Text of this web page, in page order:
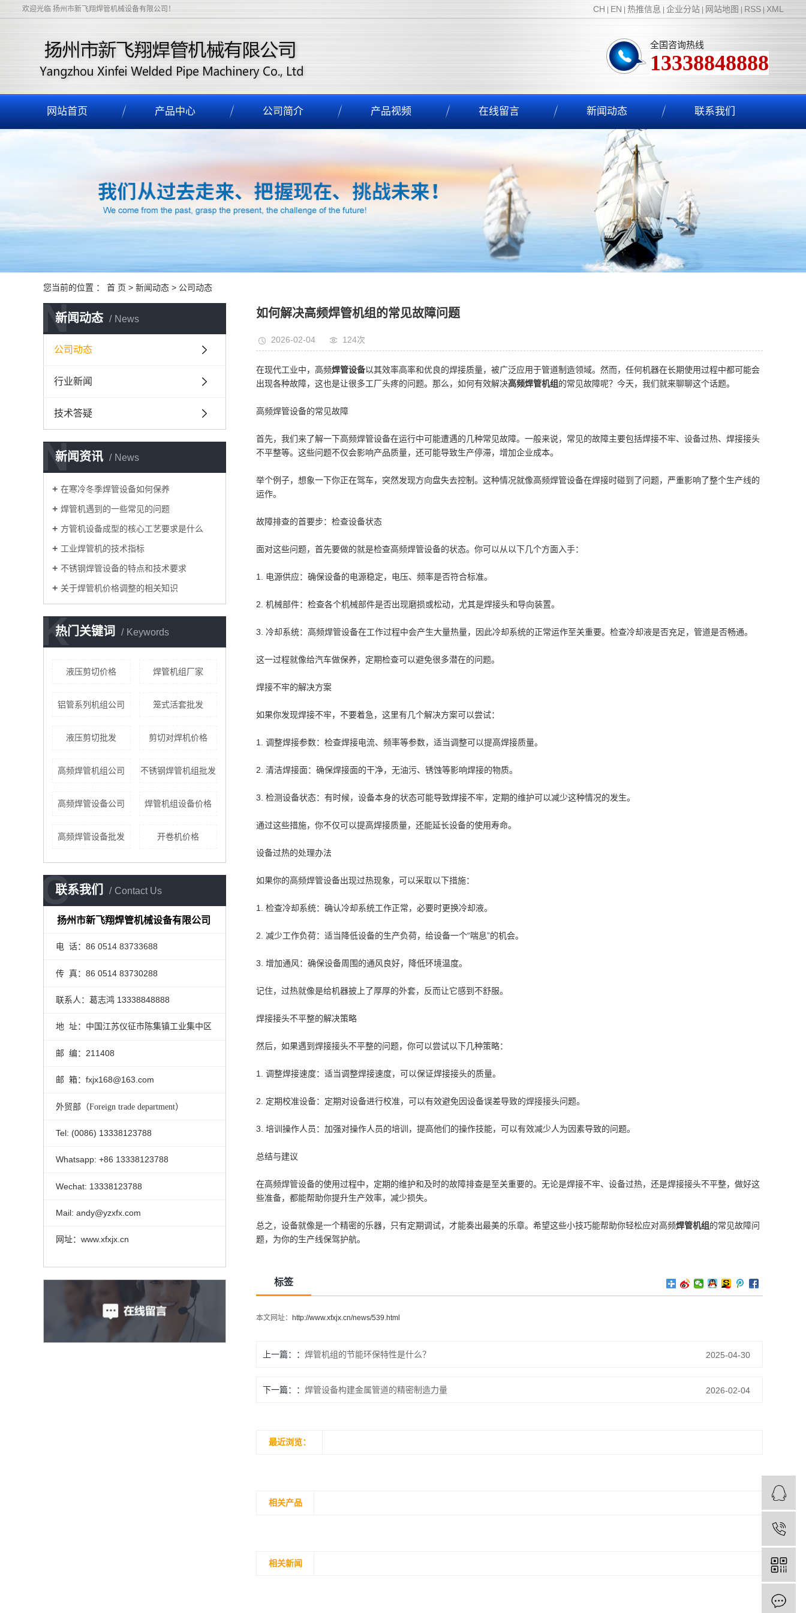
欢迎光临 扬州市新飞翔焊管机械设备有限公司！ CH EN 热推信息 企业分站 网站地图 RSS XML
全国咨询热线
13338848888
网站首页 产品中心 公司简介 产品视频 在线留言 新闻动态 联系我们
您当前的位置 ： 首 页 > 新闻动态 > 公司动态
新闻动态 News
N
公司动态
行业新闻
技术答疑
新闻资讯 News
N
在寒冷冬季焊管设备如何保养
焊管机遇到的一些常见的问题
方管机设备成型的核心工艺要求是什么
工业焊管机的技术指标
不锈钢焊管设备的特点和技术要求
关于焊管机价格调整的相关知识
热门关键词 Keywords
K
液压剪切价格 焊管机组厂家
铝管系列机组公司 笼式活套批发
液压剪切批发 剪切对焊机价格
高频焊管机组公司 不锈钢焊管机组批发
高频焊管设备公司 焊管机组设备价格
高频焊管设备批发 开卷机价格
联系我们 Contact Us
C
扬州市新飞翔焊管机械设备有限公司
电 话：86 0514 83733688
传 真：86 0514 83730288
联系人：葛志鸿 13338848888
地 址：中国江苏仪征市陈集镇工业集中区
邮 编：211408
邮 箱：fxjx168@163.com
外贸部（Foreign trade department）
Tel: (0086) 13338123788
Whatsapp: +86 13338123788
Wechat: 13338123788
Mail: andy@yzxfx.com
网址：www.xfxjx.cn
如何解决高频焊管机组的常见故障问题
2026-02-04 124次
在现代工业中，高频焊管设备以其效率高率和优良的焊接质量，被广泛应用于管道制造领域。然而，任何机器在长期使用过程中都可能会
出现各种故障，这也是让很多工厂头疼的问题。那么，如何有效解决高频焊管机组的常见故障呢？今天，我们就来聊聊这个话题。
高频焊管设备的常见故障
首先，我们来了解一下高频焊管设备在运行中可能遭遇的几种常见故障。一般来说，常见的故障主要包括焊接不牢、设备过热、焊接接头
不平整等。这些问题不仅会影响产品质量，还可能导致生产停滞，增加企业成本。
举个例子，想象一下你正在驾车，突然发现方向盘失去控制。这种情况就像高频焊管设备在焊接时碰到了问题，严重影响了整个生产线的
运作。
故障排查的首要步：检查设备状态
面对这些问题，首先要做的就是检查高频焊管设备的状态。你可以从以下几个方面入手：
1. 电源供应：确保设备的电源稳定，电压、频率是否符合标准。
2. 机械部件：检查各个机械部件是否出现磨损或松动，尤其是焊接头和导向装置。
3. 冷却系统：高频焊管设备在工作过程中会产生大量热量，因此冷却系统的正常运作至关重要。检查冷却液是否充足，管道是否畅通。
这一过程就像给汽车做保养，定期检查可以避免很多潜在的问题。
焊接不牢的解决方案
如果你发现焊接不牢，不要着急，这里有几个解决方案可以尝试：
1. 调整焊接参数：检查焊接电流、频率等参数，适当调整可以提高焊接质量。
2. 清洁焊接面：确保焊接面的干净，无油污、锈蚀等影响焊接的物质。
3. 检测设备状态：有时候，设备本身的状态可能导致焊接不牢，定期的维护可以减少这种情况的发生。
通过这些措施，你不仅可以提高焊接质量，还能延长设备的使用寿命。
设备过热的处理办法
如果你的高频焊管设备出现过热现象，可以采取以下措施：
1. 检查冷却系统：确认冷却系统工作正常，必要时更换冷却液。
2. 减少工作负荷：适当降低设备的生产负荷，给设备一个“喘息”的机会。
3. 增加通风：确保设备周围的通风良好，降低环境温度。
记住，过热就像是给机器披上了厚厚的外套，反而让它感到不舒服。
焊接接头不平整的解决策略
然后，如果遇到焊接接头不平整的问题，你可以尝试以下几种策略：
1. 调整焊接速度：适当调整焊接速度，可以保证焊接接头的质量。
2. 定期校准设备：定期对设备进行校准，可以有效避免因设备误差导致的焊接接头问题。
3. 培训操作人员：加强对操作人员的培训，提高他们的操作技能，可以有效减少人为因素导致的问题。
总结与建议
在高频焊管设备的使用过程中，定期的维护和及时的故障排查是至关重要的。无论是焊接不牢、设备过热，还是焊接接头不平整，做好这
些准备，都能帮助你提升生产效率，减少损失。
总之，设备就像是一个精密的乐器，只有定期调试，才能奏出最美的乐章。希望这些小技巧能帮助你轻松应对高频焊管机组的常见故障问
题，为你的生产线保驾护航。
标签
本文网址： http://www.xfxjx.cn/news/539.html
上一篇： 焊管机组的节能环保特性是什么？ 2025-04-30
下一篇： 焊管设备构建金属管道的精密制造力量 2026-02-04
最近浏览：
相关产品
相关新闻